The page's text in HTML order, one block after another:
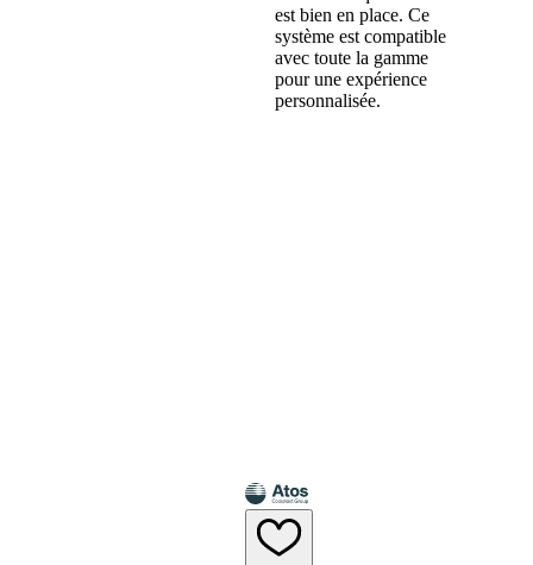
est bien en place. Ce
système est compatible
avec toute la gamme
pour une expérience
personnalisée.